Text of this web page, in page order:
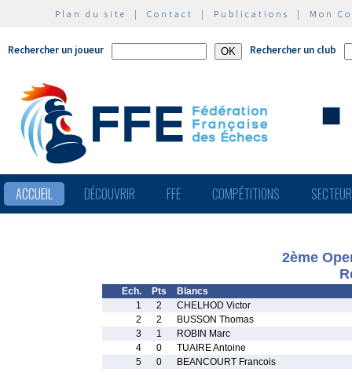
Plan du site | Contact | Publications | Mon
Rechercher un joueur Rechercher un club
ACCUEIL DÉCOUVRIR FFE COMPÉTITIONS
2ème
Ech. Pts
Blancs
1
2
CHELHOD Victor
2
2
BUSSON Thomas
3
1
ROBIN Marc
4
0
TUAIRE Antoine
5
0 BEANCOURT Francois